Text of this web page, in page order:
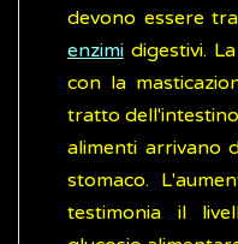
devono essere
enzimi digestivi.
con la
tratto
alimenti arrivano
stomaco.
testimonia il